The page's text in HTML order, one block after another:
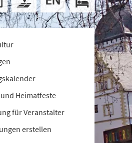
Heimatfeste
für Veranstalter
erstellen